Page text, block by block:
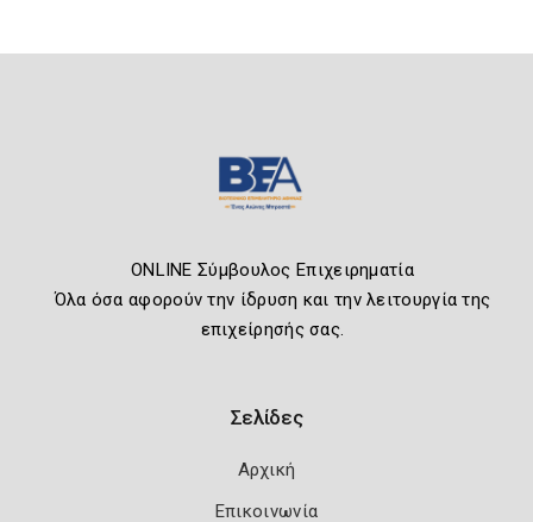
ONLINE Σύμβουλος Επιχειρηματία
Όλα όσα αφορούν την ίδρυση και την λειτουργία της
επιχείρησής σας.
Σελίδες
Αρχική
Επικοινωνία